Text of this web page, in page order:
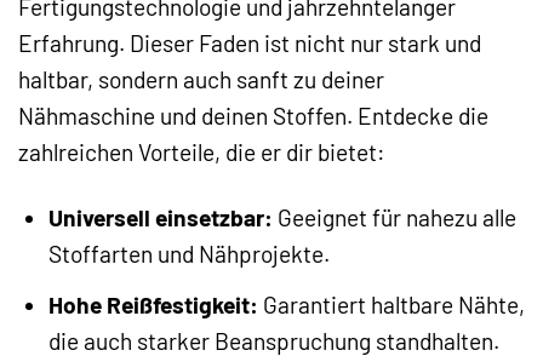
Fertigungstechnologie und jahrzehntelanger
Erfahrung. Dieser Faden ist nicht nur stark und
haltbar, sondern auch sanft zu deiner
Nähmaschine und deinen Stoffen. Entdecke die
zahlreichen Vorteile, die er dir bietet:
Universell einsetzbar: Geeignet für nahezu alle
Stoffarten und Nähprojekte.
Hohe Reißfestigkeit: Garantiert haltbare Nähte,
die auch starker Beanspruchung standhalten.